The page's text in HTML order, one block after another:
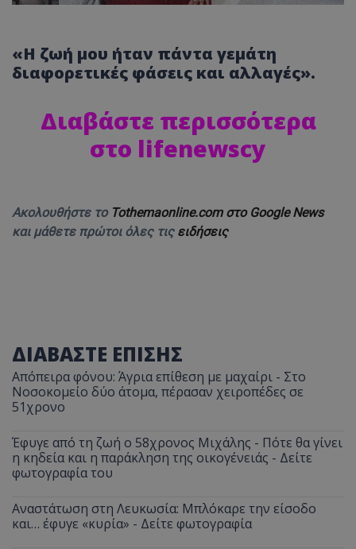
«Η ζωή μου ήταν πάντα γεμάτη
διαφορετικές φάσεις και αλλαγές».
Διαβάστε περισσότερα
στο lifenewscy
Ακολουθήστε το Tothemaonline.com στο Google News
και μάθετε πρώτοι όλες τις ειδήσεις
ΔΙΑΒΑΣΤΕ ΕΠΙΣΗΣ
Απόπειρα φόνου: Άγρια επίθεση με μαχαίρι - Στο
Νοσοκομείο δύο άτομα, πέρασαν χειροπέδες σε
51χρονο
Έφυγε από τη ζωή ο 58χρονος Μιχάλης - Πότε θα γίνει
η κηδεία και η παράκληση της οικογένειάς - Δείτε
φωτογραφία του
Αναστάτωση στη Λευκωσία: Μπλόκαρε την είσοδο
και… έφυγε «κυρία» - Δείτε φωτογραφία